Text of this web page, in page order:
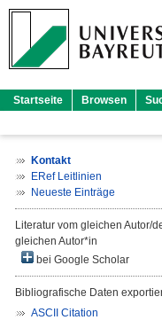
Startseite Browsen
Kontakt
ERef Leitlinien
Neueste Einträge
Literatur vom gleichen Autor/
gleichen Autor*in
bei Google Scholar
Bibliografische Daten
ASCII Citation